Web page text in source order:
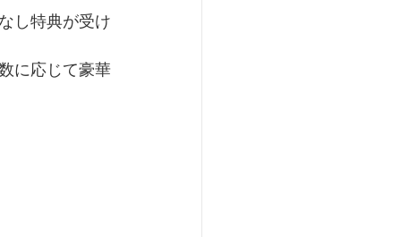
し特典が受け
に応じて豪華